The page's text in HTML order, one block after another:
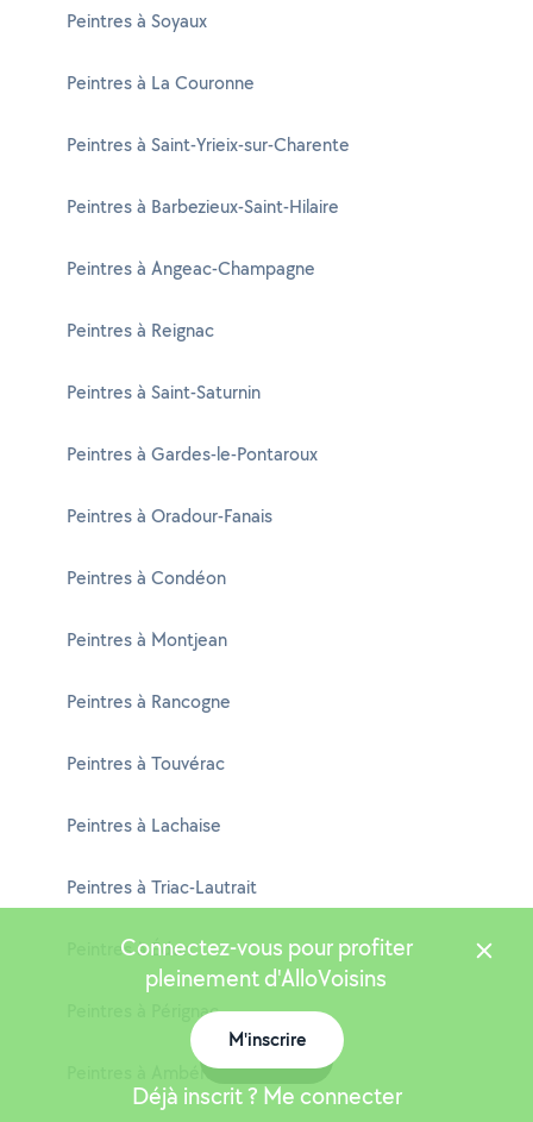
Peintres à Soyaux
Peintres à La Couronne
Peintres à Saint-Yrieix-sur-Charente
Peintres à Barbezieux-Saint-Hilaire
Peintres à Angeac-Champagne
Peintres à Reignac
Peintres à Saint-Saturnin
Peintres à Gardes-le-Pontaroux
Peintres à Oradour-Fanais
Peintres à Condéon
Peintres à Montjean
Peintres à Rancogne
Peintres à Touvérac
Peintres à Lachaise
Peintres à Triac-Lautrait
Peintres à Édon
Peintres à Pérignac
Peintres à Ambérac
Connectez-vous pour profiter
pleinement d'AlloVoisins
M'inscrire
Déjà inscrit ? Me connecter